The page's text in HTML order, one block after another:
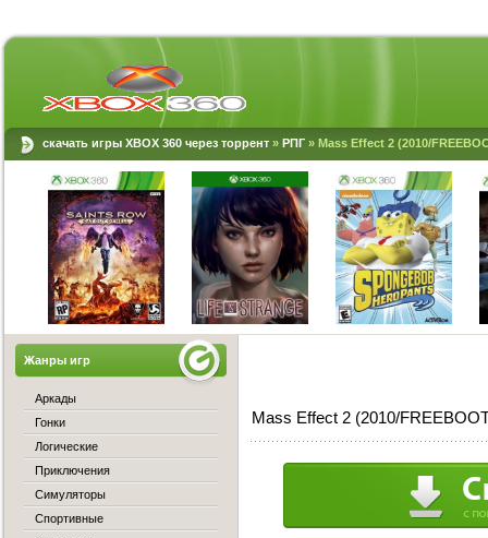
скачать игры XBOX 360 через торрент » РПГ » Mass Effect 2 (2010/
Mass Effect 2 (2010/
Жанры игр
Аркады
Гонки
Логические
Приключения
Симуляторы
Спортивные